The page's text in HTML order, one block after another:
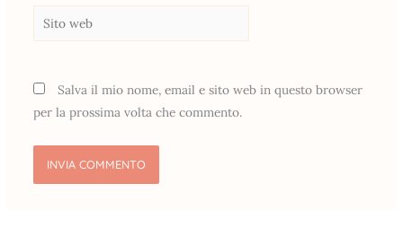
web
Salva il mio nome, email e sito web in questo browser
per la prossima volta che commento.